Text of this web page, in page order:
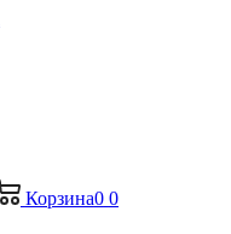
Корзина0 0